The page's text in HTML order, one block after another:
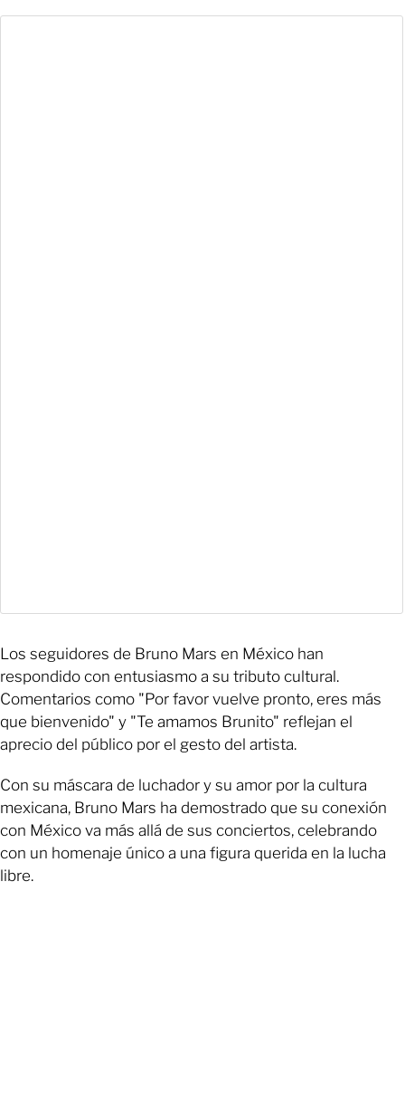
Los seguidores de Bruno Mars en México han
respondido con entusiasmo a su tributo cultural.
Comentarios como "Por favor vuelve pronto, eres más
que bienvenido" y "Te amamos Brunito" reflejan el
aprecio del público por el gesto del artista.
Con su máscara de luchador y su amor por la cultura
mexicana, Bruno Mars ha demostrado que su conexión
con México va más allá de sus conciertos, celebrando
con un homenaje único a una figura querida en la lucha
libre.